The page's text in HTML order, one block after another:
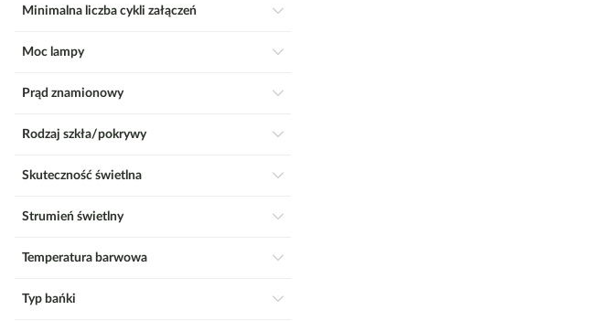
Minimalna liczba cykli załączeń
Moc lampy
Prąd znamionowy
Rodzaj szkła/pokrywy
Skuteczność świetlna
Strumień świetlny
Temperatura barwowa
Typ bańki